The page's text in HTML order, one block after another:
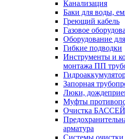
Канализация
Баки для воды,
Греющий кабель
Газовое
Оборудование
Гибкие подводки
Инструменты и
монтажа ПП
Запорная
Люки,
Муфты
Очистка
арматура
Системы